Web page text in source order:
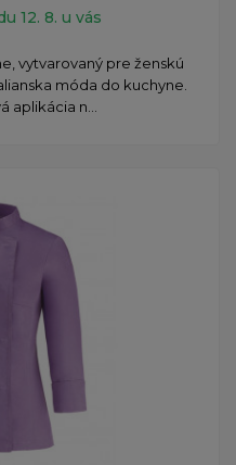
12. 8. u vás
vytvarovaný pre ženskú
móda do kuchyne.
aplikácia n...